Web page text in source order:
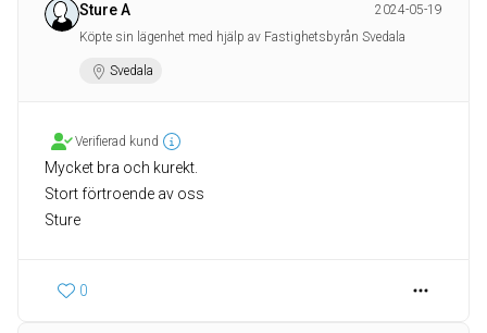
Sture A
2024-05-19
Köpte sin lägenhet med hjälp av Fastighetsbyrån Svedala
Svedala
Verifierad kund
Mycket bra och kurekt.
Stort förtroende av oss
Sture
0